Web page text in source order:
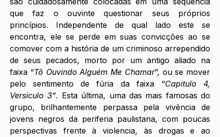
que faz o ouvinte questionar seus próprios
princípios. Independente de qual lado este se
encontra, ele se perde em suas convicções ao se
comover com a história de um criminoso arrependido
de seus pecados, morto por um antigo aliado na
faixa “Tô Ouvindo Alguém Me Chamar”, ou se mover
pelo sentimento de fúria da faixa
“Capitulo 4,
Versiculo 3”. Esta última, uma das mais famosas do
grupo, brilhantemente perpassa pela vivência de
jovens negros da periferia paulistana, com poucas
perspectivas frente à violencia, às drogas e ao